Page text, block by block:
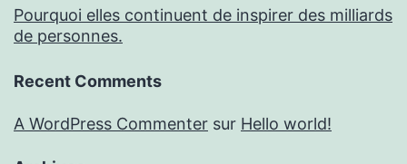
Pourquoi elles continuent de inspirer des milliards
de personnes.
Recent Comments
A WordPress Commenter sur Hello world!